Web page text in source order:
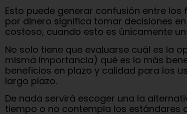
Esto puede generar confusión entre
por dinero significa tomar decisiones
costoso, cuando esto es únicamente
No solo tiene que evaluarse cuál es la
misma importancia) qué es lo más
beneficios en plazo y calidad para los
largo plazo.
De nada servirá escoger una la
tiempo o no contempla los estándares